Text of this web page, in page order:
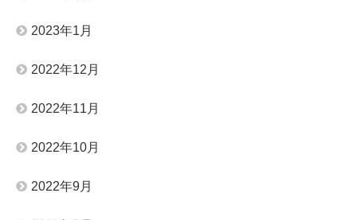
2023年1月
2022年12月
2022年11月
2022年10月
2022年9月